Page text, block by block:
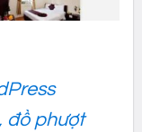
đồ phượt